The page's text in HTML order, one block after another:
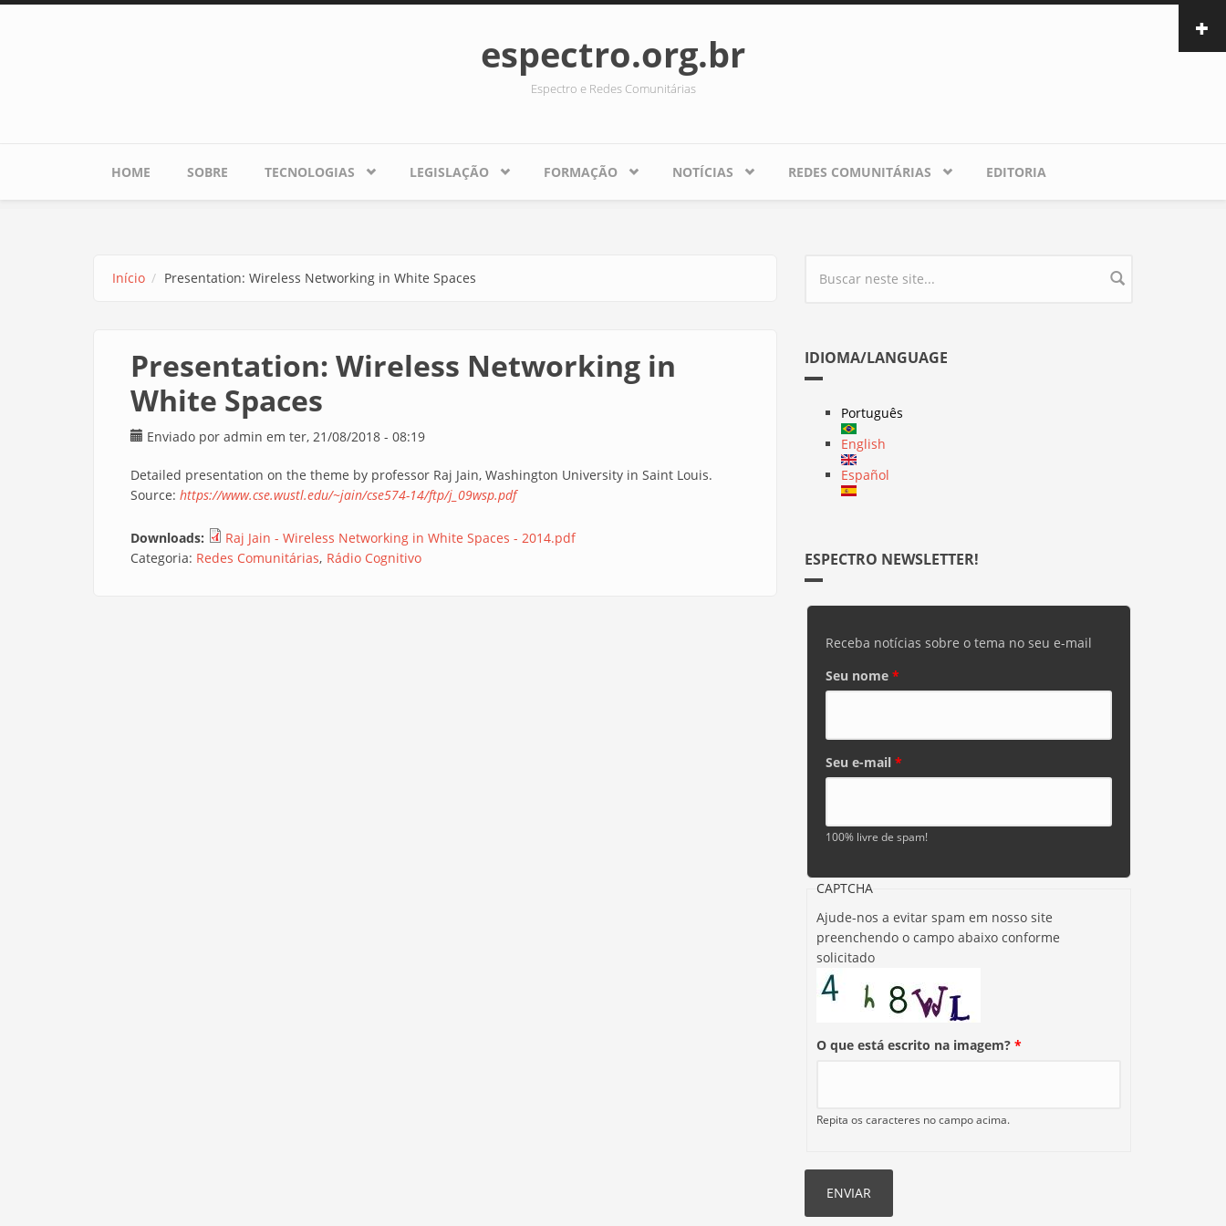
Pular para o conteúdo principal
espectro.org.br
Espectro e Redes Comunitárias
HOME SOBRE TECNOLOGIAS LEGISLAÇÃO FORMAÇÃO NOTÍCIAS REDES COMUNITÁRIAS EDITORIA
Início Presentation: Wireless Networking in White Spaces
Presentation: Wireless Networking in
White Spaces
Enviado por admin em ter, 21/08/2018 - 08:19
Detailed presentation on the theme by professor Raj Jain, Washington University in Saint Louis.
Source: https://www.cse.wustl.edu/~jain/cse574-14/ftp/j_09wsp.pdf
Downloads:
Raj Jain - Wireless Networking in White Spaces - 2014.pdf
Categoria: Redes Comunitárias Rádio Cognitivo
Formulário de busca
IDIOMA/LANGUAGE
Português
English
Español
ESPECTRO NEWSLETTER!
Receba notícias sobre o tema no seu e-mail
Seu nome *
Seu e-mail *
100% livre de spam!
CAPTCHA
Ajude-nos a evitar spam em nosso site
preenchendo o campo abaixo conforme
solicitado
O que está escrito na imagem? *
Repita os caracteres no campo acima.